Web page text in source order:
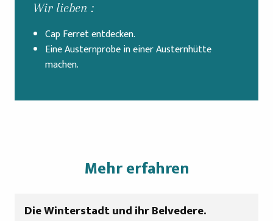
Wir lieben :
Cap Ferret entdecken.
Eine Austernprobe in einer Austernhütte
machen.
Mehr erfahren
Die Winterstadt und ihr Belvedere.